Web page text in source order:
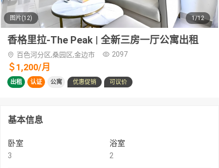
图片(12) 1/12
香格里拉-The Peak | 全新三房一厅公寓出租
百色河分区,桑园区,金边市 2097
＄1,200/月
出租 认证 公寓 优惠促销 可议价
基本信息
卧室
3
浴室
2